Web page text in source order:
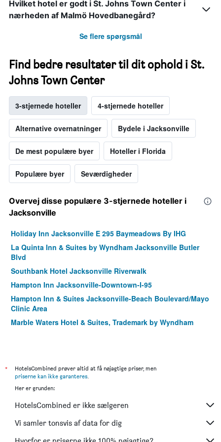
Hvilket hotel er godt i St. Johns Town Center i
nærheden af Malmö Hovedbanegård?
Se flere spørgsmål
Find bedre resultater til dit ophold i St.
Johns Town Center
3-stjernede hoteller 4-stjernede hoteller
Alternative overnatninger Bydele i Jacksonville
De mest populære byer Hoteller i Florida
Populære byer Seværdigheder
Overvej disse populære 3-stjernede hoteller i
Jacksonville
Holiday Inn Jacksonville E 295 Baymeadows By IHG
La Quinta Inn & Suites by Wyndham Jacksonville Butler
Blvd
Southbank Hotel Jacksonville Riverwalk
Hampton Inn Jacksonville-Downtown-I-95
Hampton Inn & Suites Jacksonville-Beach Boulevard/Mayo
Clinic Area
Marble Waters Hotel & Suites, Trademark by Wyndham
*
HotelsCombined prøver altid at få nøjagtige priser, men
priserne kan ikke garanteres.
Her er grunden:
HotelsCombined er ikke sælgeren
Vi samler tonsvis af data for dig